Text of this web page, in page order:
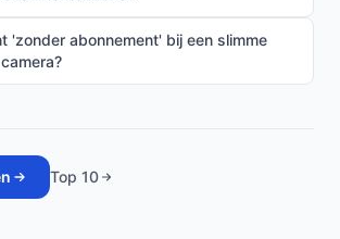
'zonder abonnement' bij een slimme
Top 10